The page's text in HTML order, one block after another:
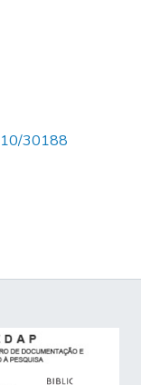
10/30188